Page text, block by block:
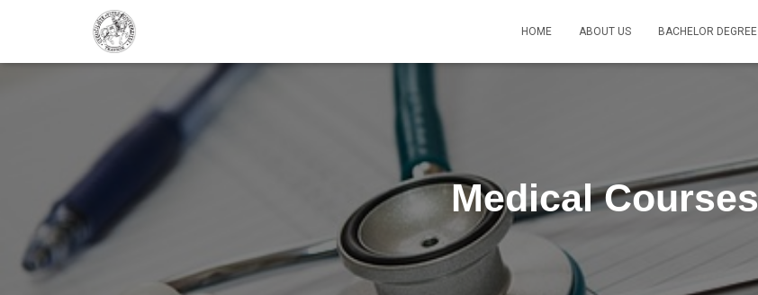
HOME ABOUT US BACHELOR DEGREE
Medical Courses